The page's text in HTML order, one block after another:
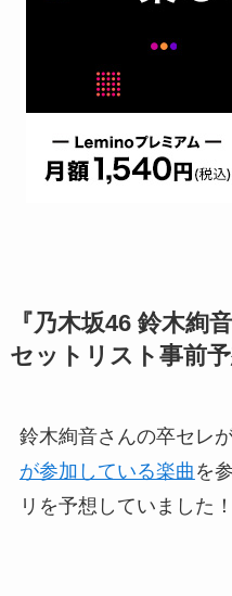
『乃木坂46 鈴木絢
セットリスト事前
鈴木絢音さんの卒セレ
が参加している楽曲 を
リを予想していました！